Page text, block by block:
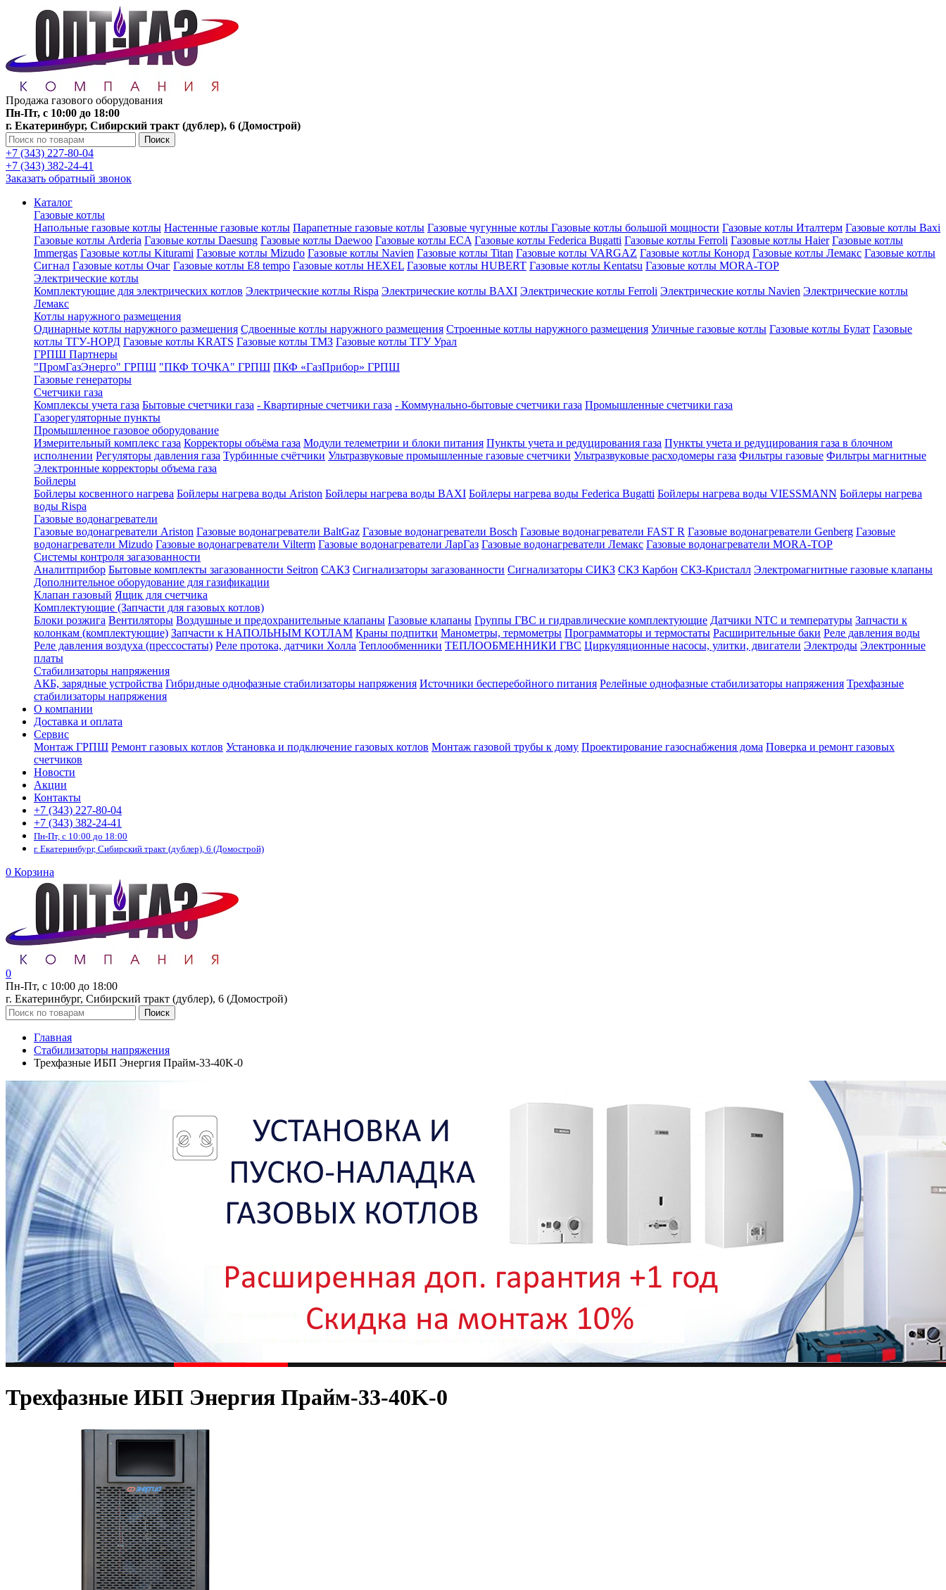
Продажа газового оборудования
Пн-Пт, с 10:00 до 18:00
г. Екатеринбург, Сибирский тракт (дублер), 6 (Домострой)
Поиск
+7 (343) 227-80-04
+7 (343) 382-24-41
Заказать обратный звонок
Каталог
Газовые котлы
Напольные газовые котлы Настенные газовые котлы Парапетные газовые котлы Газовые чугунные котлы Газовые котлы большой мощности Газовые котлы Италтерм Газовые котлы Baxi
Газовые котлы Arderia Газовые котлы Daesung Газовые котлы Daewoo Газовые котлы ECA Газовые котлы Federica Bugatti Газовые котлы Ferroli Газовые котлы Haier Газовые котлы
Immergas Газовые котлы Kiturami Газовые котлы Mizudo Газовые котлы Navien Газовые котлы Titan Газовые котлы VARGAZ Газовые котлы Конорд Газовые котлы Лемакс Газовые котлы
Сигнал Газовые котлы Очаг Газовые котлы E8 tempo Газовые котлы HEXEL Газовые котлы HUBERT Газовые котлы Kentatsu Газовые котлы MORA-TOP
Электрические котлы
Комплектующие для электрических котлов Электрические котлы Rispa Электрические котлы BAXI Электрические котлы Ferroli Электрические котлы Navien Электрические котлы
Лемакс
Котлы наружного размещения
Одинарные котлы наружного размещения Сдвоенные котлы наружного размещения Строенные котлы наружного размещения Уличные газовые котлы Газовые котлы Булат Газовые
котлы ТГУ-НОРД Газовые котлы KRATS Газовые котлы ТМЗ Газовые котлы ТГУ Урал
ГРПШ Партнеры
"ПромГазЭнерго" ГРПШ "ПКФ ТОЧКА" ГРПШ ПКФ «ГазПрибор» ГРПШ
Газовые генераторы
Счетчики газа
Комплексы учета газа Бытовые счетчики газа - Квартирные счетчики газа - Коммунально-бытовые счетчики газа Промышленные счетчики газа
Газорегуляторные пункты
Промышленное газовое оборудование
Измерительный комплекс газа Корректоры объёма газа Модули телеметрии и блоки питания Пункты учета и редуцирования газа Пункты учета и редуцирования газа в блочном
исполнении Регуляторы давления газа Турбинные счётчики Ультразвуковые промышленные газовые счетчики Ультразвуковые расходомеры газа Фильтры газовые Фильтры магнитные
Электронные корректоры объема газа
Бойлеры
Бойлеры косвенного нагрева Бойлеры нагрева воды Ariston Бойлеры нагрева воды BAXI Бойлеры нагрева воды Federica Bugatti Бойлеры нагрева воды VIESSMANN Бойлеры нагрева
воды Rispa
Газовые водонагреватели
Газовые водонагреватели Ariston Газовые водонагреватели BaltGaz Газовые водонагреватели Bosch Газовые водонагреватели FAST R Газовые водонагреватели Genberg Газовые
водонагреватели Mizudo Газовые водонагреватели Vilterm Газовые водонагреватели ЛарГаз Газовые водонагреватели Лемакс Газовые водонагреватели MORA-TOP
Системы контроля загазованности
Аналитприбор Бытовые комплекты загазованности Seitron САКЗ Сигнализаторы загазованности Сигнализаторы СИКЗ СКЗ Карбон СКЗ-Кристалл Электромагнитные газовые клапаны
Дополнительное оборудование для газификации
Клапан газовый Ящик для счетчика
Комплектующие (Запчасти для газовых котлов)
Блоки розжига Вентиляторы Воздушные и предохранительные клапаны Газовые клапаны Группы ГВС и гидравлические комплектующие Датчики NTC и температуры Запчасти к
колонкам (комплектующие) Запчасти к НАПОЛЬНЫМ КОТЛАМ Краны подпитки Манометры, термометры Программаторы и термостаты Расширительные баки Реле давления воды
Реле давления воздуха (прессостаты) Реле протока, датчики Холла Теплообменники ТЕПЛООБМЕННИКИ ГВС Циркуляционные насосы, улитки, двигатели Электроды Электронные
платы
Стабилизаторы напряжения
АКБ, зарядные устройства Гибридные однофазные стабилизаторы напряжения Источники бесперебойного питания Релейные однофазные стабилизаторы напряжения Трехфазные
стабилизаторы напряжения
О компании
Доставка и оплата
Сервис
Монтаж ГРПШ Ремонт газовых котлов Установка и подключение газовых котлов Монтаж газовой трубы к дому Проектирование газоснабжения дома Поверка и ремонт газовых
счетчиков
Новости
Акции
Контакты
+7 (343) 227-80-04
+7 (343) 382-24-41
Пн-Пт, с 10:00 до 18:00
г. Екатеринбург, Сибирский тракт (дублер), 6 (Домострой)
0 Корзина
0
Пн-Пт, с 10:00 до 18:00
г. Екатеринбург, Сибирский тракт (дублер), 6 (Домострой)
Поиск
Главная
Стабилизаторы напряжения
Трехфазные ИБП Энергия Прайм-33-40K-0
Трехфазные ИБП Энергия Прайм-33-40K-0